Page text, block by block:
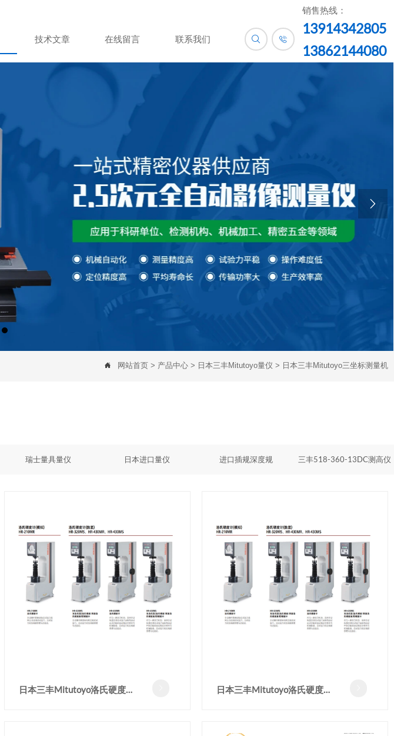
技术文章 在线留言 联系我们  
销售热线：
13914342805
13862144080

 网站首页 > 产品中心 > 日本三丰Mitutoyo量仪 > 日本三丰Mitutoyo三坐标测量机
瑞士量具量仪 日本进口量仪 进口插规深度规 三丰518-360-13DC测高仪
日本三丰Mitutoyo洛氏硬度计
日本三丰Mitutoyo洛氏硬度计